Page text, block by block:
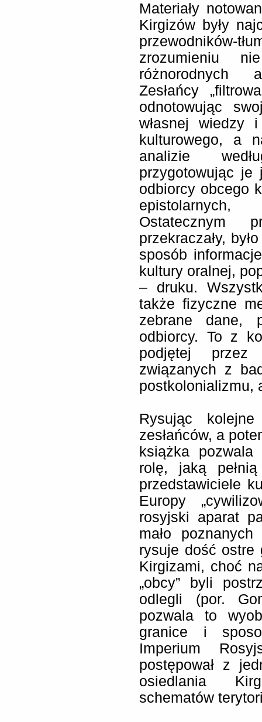
Materiały
Kirgizów były
przewodników-
zrozumieniu
różnorodnych
Zesłańcy
odnotowując
własnej wiedzy
kulturowego, a
analizie
przygotowując je
odbiorcy obcego
Ostatecznym
przekraczały,
sposób
kultury oralnej,
– druku.
także fizyczne
zebrane dane,
odbiorcy. To z
podjętej
związanych z
postkolonializmu,
Rysując
zesłańców, a
książka
rolę, jaką
przedstawiciele
Europy
rosyjski aparat
mało
rysuje dość ostre
Kirgizami, choć
„obcy” byli
odlegli (por.
pozwala to
granice i
Imperium
postępował z
osiedlania
schematów